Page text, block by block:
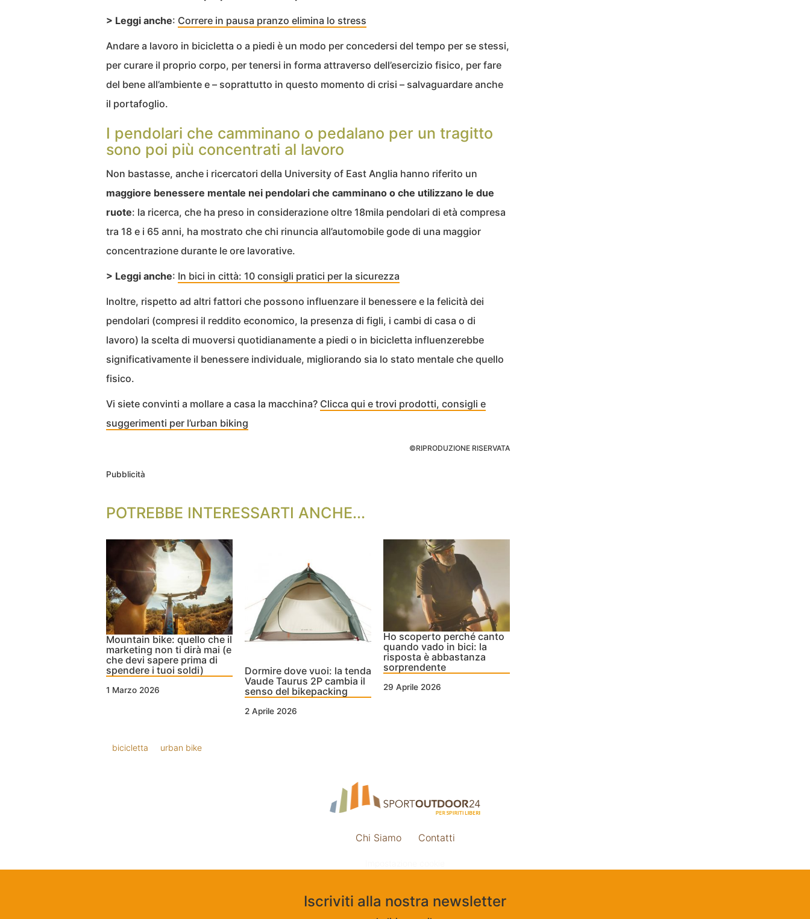
> Leggi anche: Correre in pausa pranzo elimina lo stress
Andare a lavoro in bicicletta o a piedi è un modo per concedersi del tempo per se stessi,
per curare il proprio corpo, per tenersi in forma attraverso dell’esercizio fisico, per fare
del bene all’ambiente e – soprattutto in questo momento di crisi – salvaguardare anche
il portafoglio.
I pendolari che camminano o pedalano per un tragitto
sono poi più concentrati al lavoro
Non bastasse, anche i ricercatori della University of East Anglia hanno riferito un
maggiore benessere mentale nei pendolari che camminano o che utilizzano le due
ruote: la ricerca, che ha preso in considerazione oltre 18mila pendolari di età compresa
tra 18 e i 65 anni, ha mostrato che chi rinuncia all’automobile gode di una maggior
concentrazione durante le ore lavorative.
> Leggi anche: In bici in città: 10 consigli pratici per la sicurezza
Inoltre, rispetto ad altri fattori che possono influenzare il benessere e la felicità dei
pendolari (compresi il reddito economico, la presenza di figli, i cambi di casa o di
lavoro) la scelta di muoversi quotidianamente a piedi o in bicicletta influenzerebbe
significativamente il benessere individuale, migliorando sia lo stato mentale che quello
fisico.
Vi siete convinti a mollare a casa la macchina? Clicca qui e trovi prodotti, consigli e
suggerimenti per l’urban biking
©RIPRODUZIONE RISERVATA
Pubblicità
POTREBBE INTERESSARTI ANCHE...
Mountain bike: quello che il
marketing non ti dirà mai (e
che devi sapere prima di
spendere i tuoi soldi)
1 Marzo 2026
Dormire dove vuoi: la tenda
Vaude Taurus 2P cambia il
senso del bikepacking
2 Aprile 2026
Ho scoperto perché canto
quando vado in bici: la
risposta è abbastanza
sorprendente
29 Aprile 2026
bicicletta urban bike
Chi Siamo Contatti
Iscriviti alla nostra newsletter